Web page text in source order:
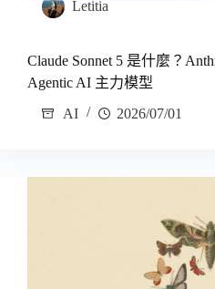
Letitia
Claude Sonnet 5 是什麼？
Agentic AI 主力模型
AI
2026/07/01